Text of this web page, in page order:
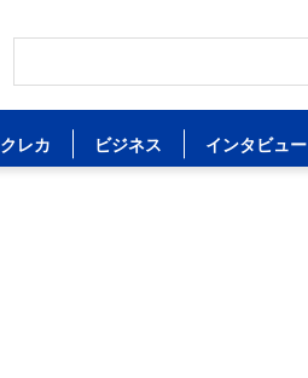
クレカ ビジネス インタビュー